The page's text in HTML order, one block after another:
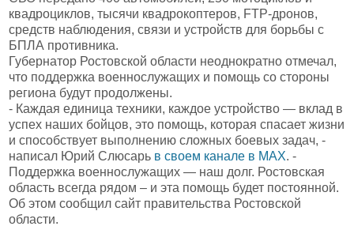
квадроциклов, тысячи квадрокоптеров, FTP-дронов,
средств наблюдения, связи и устройств для борьбы с
БПЛА противника.
Губернатор Ростовской области неоднократно отмечал,
что поддержка военнослужащих и помощь со стороны
региона будут продолжены.
- Каждая единица техники, каждое устройство — вклад в
успех наших бойцов, это помощь, которая спасает жизни
и способствует выполнению сложных боевых задач, -
написал Юрий Слюсарь в своем канале в МАХ. -
Поддержка военнослужащих — наш долг. Ростовская
область всегда рядом – и эта помощь будет постоянной.
Об этом сообщил сайт правительства Ростовской
области.